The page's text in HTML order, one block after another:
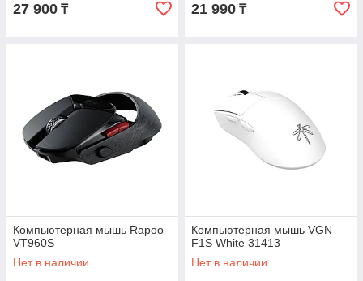
27 900 ₸ 21 990 ₸
Компьютерная мышь Rapoo
VT960S
Нет в наличии
Компьютерная мышь VGN
F1S White 31413
Нет в наличии